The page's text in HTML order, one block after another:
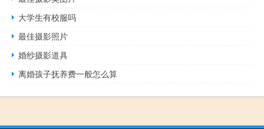
大学生有校服吗
最佳摄影照片
婚纱摄影道具
离婚孩子抚养费一般怎么算